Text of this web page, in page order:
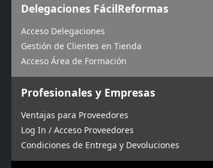
Delegaciones FácilReformas
Acceso Delegaciones
Gestión de Clientes en Tienda
Acceso Área de Formación
Profesionales y Empresas
Ventajas para Proveedores
Log In / Acceso Proveedores
Condiciones de Entrega y Devoluciones